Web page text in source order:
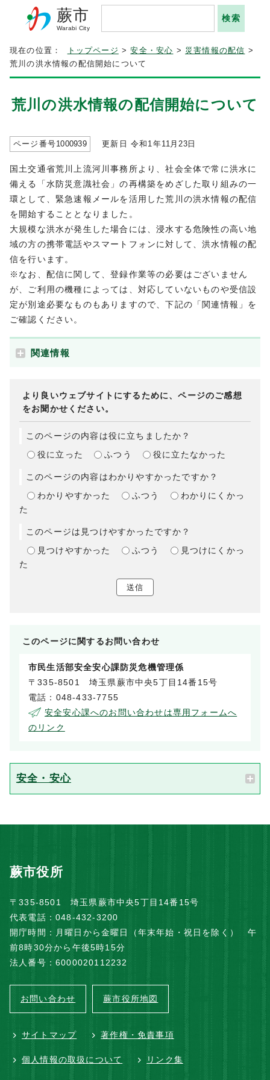
蕨市
Warabi City
現在の位置： トップページ >安全・安心 > 災害情報の配信 >
荒川の洪水情報の配信開始について
荒川の洪水情報の配信開始について
ページ番号1000939 更新日 令和1年11月23 日
国土交通省荒川上流河川事務所より、社会全体で常に洪水に
備える「水防災意識社会」の再構築をめざした取り組みの一
環として、緊急速報メールを活用した荒川の洪水情報の配信
を開始することとなりました。
大規模な洪水が発生した場合には、浸水する危険性の高い地
域の方の携帯電話やスマートフォンに対して、洪水情報の配
信を行います。
※なお、配信に関して、登録作業等の必要はございません
が、ご利用の機種によっては、対応していないものや受信設
定が別途必要なものもありますので、下記の「関連情報」を
ご確認ください。
関連情報
より良いウェブサイトにするために、ページのご感想
をお聞かせください。
このページの内容は役に立ちましたか？
役に立った
ふつう 役に立たなかった
このページの内容はわかりやすかったですか？
わかりやすかった
ふつう
わかりにくかっ
た
このページは見つけやすかったですか？
見つけやすかった
ふつう
見つけにくかっ
た
送信
このページに関するお問い合わせ
市民生活部安全安心課防災危機管理係
〒335-8501 埼玉県蕨市中央5丁目14番15号
電話：048-433-7755
安全安心課へのお問い合わせは専用フォームへ
のリンク
安全・安心
蕨市役所
〒335-8501 埼玉県蕨市中央5丁目14番15号
代表電話：048-432-3200
開庁時間：月曜日から金曜日（年末年始・祝日を除く） 午
前8時30分から午後5時15分
法人番号：6000020112232
お問い合わせ 蕨市役所地図
サイトマップ 著作権・免責事項
個人情報の取扱について リンク集